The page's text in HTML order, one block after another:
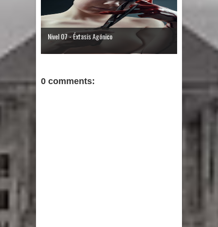
Nivel 07 - Éxtasis Agónico
0 comments: